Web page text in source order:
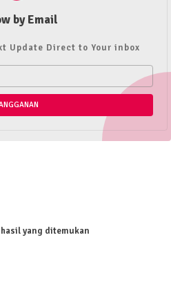
by Email
Update Direct to Your inbox
hasil yang ditemukan